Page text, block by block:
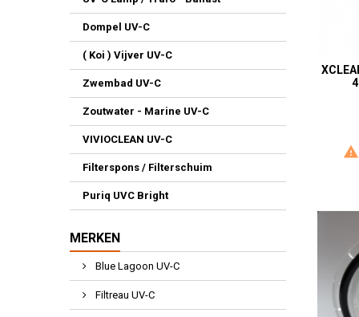
Dompel UV-C
( Koi ) Vijver UV-C
Zwembad UV-C
Zoutwater - Marine UV-C
VIVIOCLEAN UV-C
Filterspons / Filterschuim
Puriq UVC Bright
MERKEN
Blue Lagoon UV-C
Filtreau UV-C
